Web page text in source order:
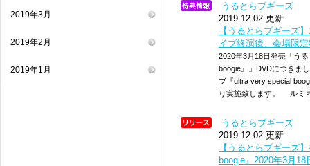
2019年3月
2019年2月
2019年1月
うるとらブギーズ
2019.12.02 更新
【うるとらブギーズ
イブ終演後、会場限
2020年3月18日発売「う
boogie』」DVDにつきま
ブ『ultra very special
り実施致します。 ルミ
うるとらブギーズ
2019.12.02 更新
【うるとらブギーズ
boogie』2020年3月18